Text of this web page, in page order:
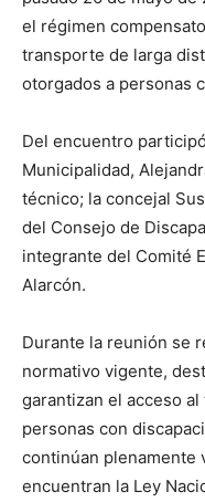
el régimen
transporte de larga
otorgados a personas
Del encuentro
Municipalidad,
técnico; la concejal
del Consejo de
integrante del Comité
Alarcón.
Durante la reunión se
normativo vigente,
garantizan el acceso
personas con
continúan plenamente
encuentran la Ley